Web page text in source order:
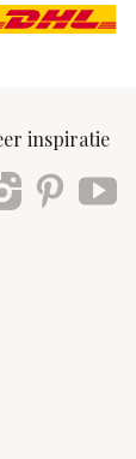
inspiratie